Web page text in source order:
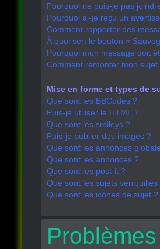
Pourquoi ne puis-je pas
Pourquoi ai-je reçu un
Comment rapporter des
À quoi sert le bouton «
Pourquoi mon message doit
Comment remonter mon sujet
Mise en forme et types de
Que sont les BBCodes ?
Puis-je utiliser le HTML ?
Que sont les smileys ?
Puis-je publier des images ?
Que sont les annonces
Que sont les annonces ?
Que sont les post-it ?
Que sont les sujets verrouillés
Que sont les icônes de sujet ?